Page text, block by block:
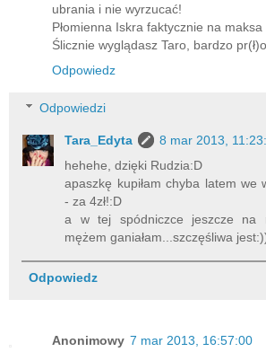
ubrania i nie wyrzucać!
Płomienna Iskra faktycznie na maksa
Ślicznie wyglądasz Taro, bardzo
Odpowiedz
Odpowiedzi
Tara_Edyta
8 mar 2013,
hehehe, dzięki Rudzia:D
apaszkę kupiłam chyba latem we
- za 4zł!:D
a w tej spódniczce jeszcze na
mężem ganiałam...szczęśliwa
Odpowiedz
Anonimowy 7 mar 2013, 16:57:00